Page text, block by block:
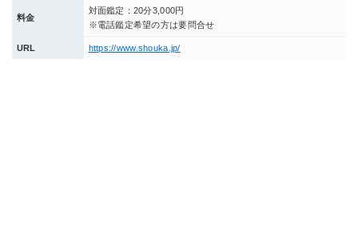
料金
対面鑑定：20分3,000円
※電話鑑定希望の方は要問合せ
URL https://www.shouka.jp/